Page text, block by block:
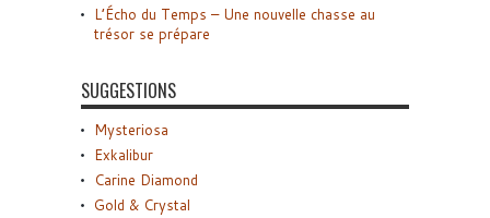
L’Écho du Temps – Une nouvelle chasse au
trésor se prépare
SUGGESTIONS
Mysteriosa
Exkalibur
Carine Diamond
Gold & Crystal